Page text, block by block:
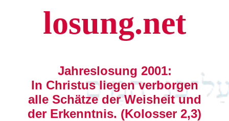
losung.net
Jahreslosung 2001:
In Christus liegen verborgen
alle Schätze der Weisheit und
der Erkenntnis. (Kolosser 2,3)